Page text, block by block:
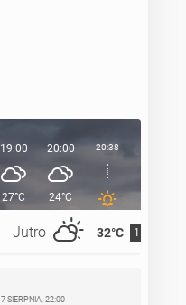
Jutro 32°C 15°C
19:00
27°C
20:00
24°C
20:38
7 SIERPNIA, 22:00